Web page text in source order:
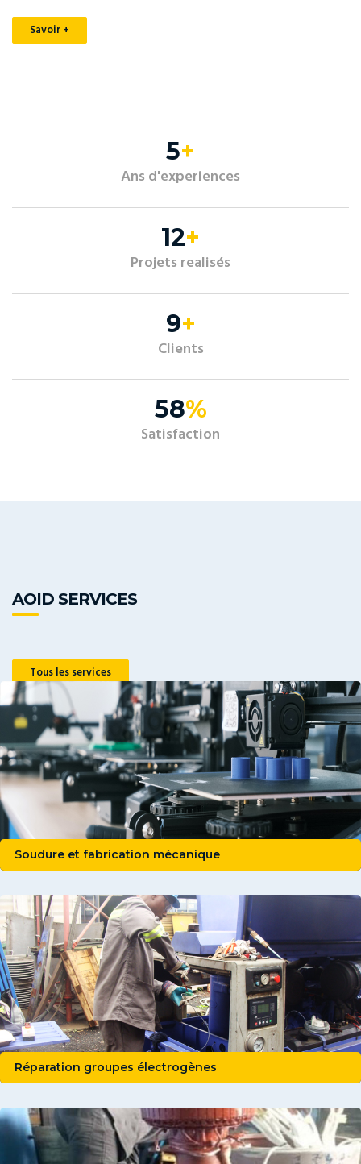
Savoir +
9+
Ans d'experiences
20+
Projets realisés
15+
Clients
97%
Satisfaction
AOID SERVICES
Tous les services
Soudure et fabrication mécanique
Réparation groupes électrogènes